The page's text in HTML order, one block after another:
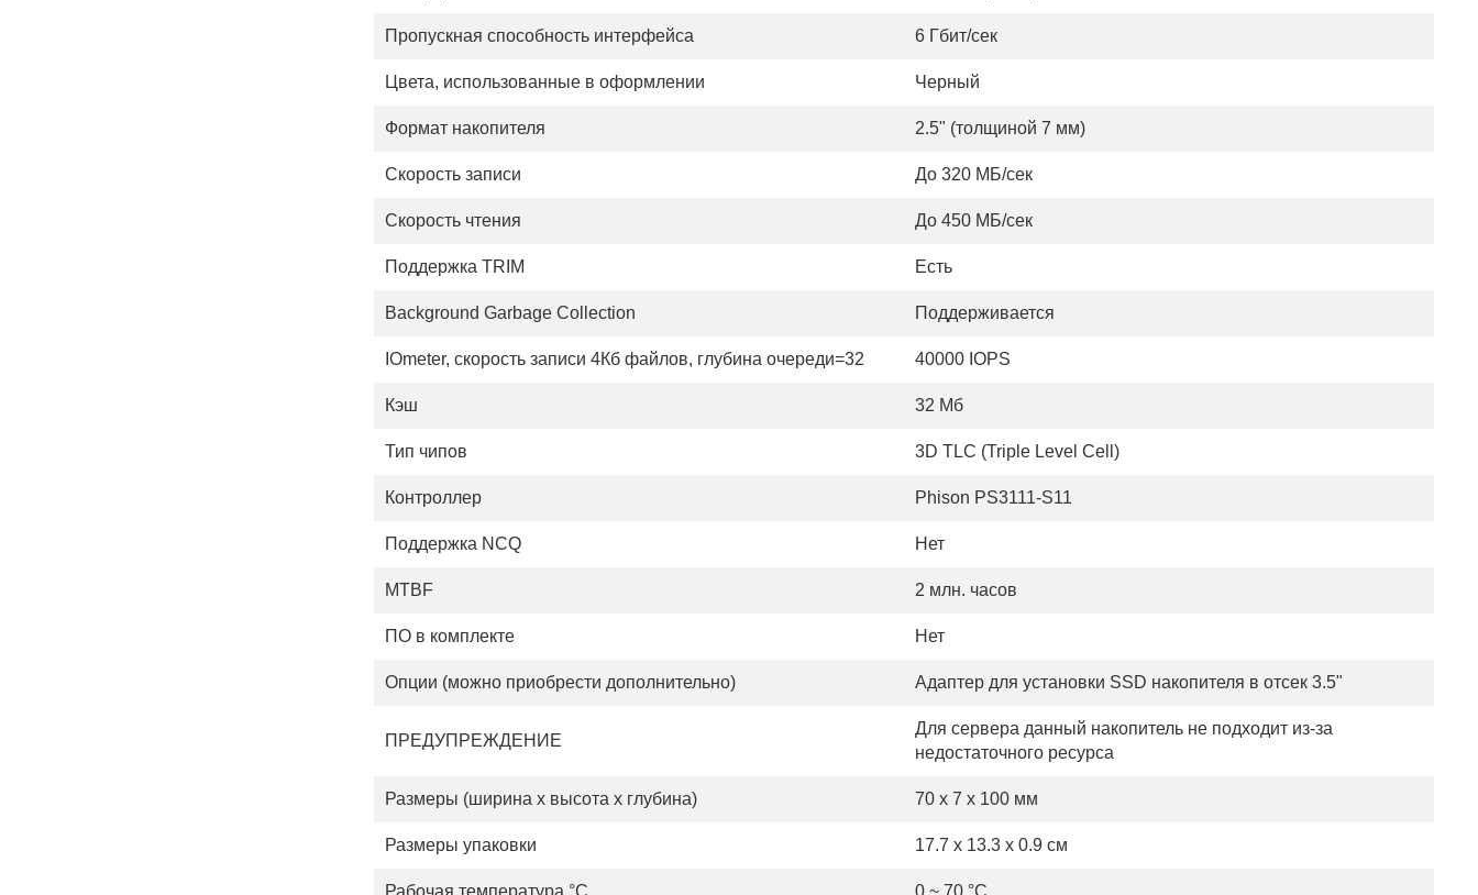
Пропускная способность интерфейса 6 Гбит/сек
Цвета, использованные в оформлении Черный
Формат накопителя 2.5" (толщиной 7 мм)
Скорость записи До 320 МБ/сек
Скорость чтения До 450 МБ/сек
Поддержка TRIM Есть
Background Garbage Collection Поддерживается
IOmeter, скорость записи 4Кб файлов, глубина очереди=32 40000 IOPS
Кэш 32 Мб
Тип чипов 3D TLC (Triple Level Cell)
Контроллер Phison PS3111-S11
Поддержка NCQ Нет
MTBF 2 млн. часов
ПО в комплекте Нет
Опции (можно приобрести дополнительно) Адаптер для установки SSD накопителя в отсек 3.5"
ПРЕДУПРЕЖДЕНИЕ
Для сервера данный накопитель не подходит из-за
недостаточного ресурса
Размеры (ширина х высота х глубина) 70 x 7 x 100 мм
Размеры упаковки 17.7 x 13.3 x 0.9 см
Рабочая температура °С 0 ~ 70 °C